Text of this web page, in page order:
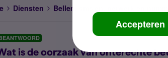
Accepteren
Diensten Bellen, sms'en, netwerk en
is de oorzaak van onterechte